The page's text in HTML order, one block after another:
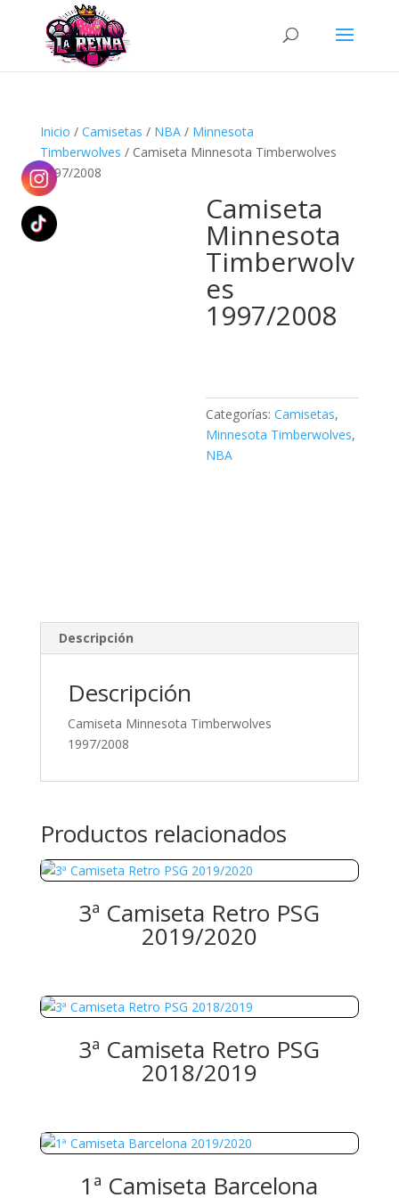
Búsqueda
productos
Inicio / Camisetas / NBA/ Minnesota
Timberwolves / Camiseta Minnesota Timberwolves
1997/2008
Camiseta
Minnesota
Timberwolv
es
1997/2008
Categorías:Camisetas,
Minnesota Timberwolves,
NBA
Descripción
Descripción
Camiseta Minnesota Timberwolves
1997/2008
Productos relacionados
3ª Camiseta Retro PSG
2019/2020
3ª Camiseta Retro PSG
2018/2019
1ª Camiseta Barcelona